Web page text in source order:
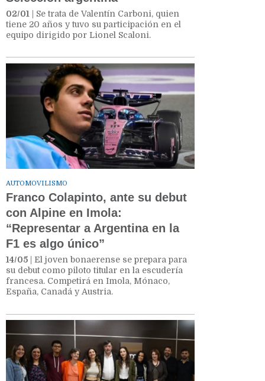
02/01 | Se trata de Valentín Carboni, quien
tiene 20 años y tuvo su participación en el
equipo dirigido por Lionel Scaloni.
AUTOMOVILISMO
Franco Colapinto, ante su debut
con Alpine en Imola:
“Representar a Argentina en la
F1 es algo único”
14/05 | El joven bonaerense se prepara para
su debut como piloto titular en la escudería
francesa. Competirá en Imola, Mónaco,
España, Canadá y Austria.